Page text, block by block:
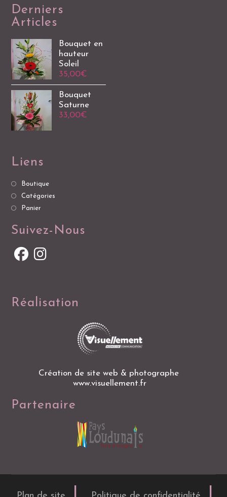
Derniers
Articles
Bouquet en
hauteur
Soleil
35,00€
Bouquet
Saturne
33,00€
Liens
Boutique
Catégories
Panier
Suivez-Nous
Réalisation
Création de site web & photographe
www.visuellement.fr
Partenaire